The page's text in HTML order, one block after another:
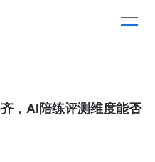
，AI陪练评测维度能否